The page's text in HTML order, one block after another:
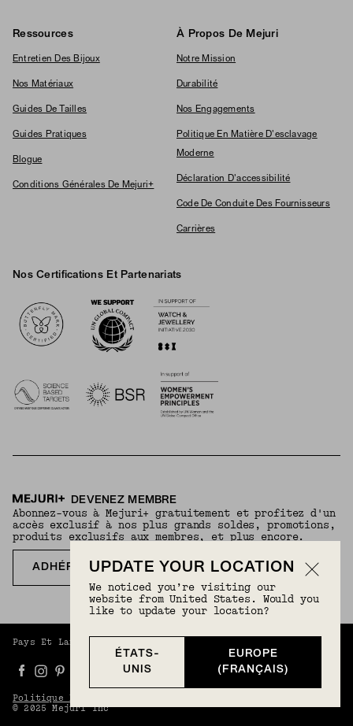
Ressources
Entretien Des Bijoux
Nos Matériaux
Guides De Tailles
Guides Pratiques
Blogue
Conditions Générales De Mejuri+
À Propos De Mejuri
Notre Mission
Durabilité
Nos Engagements
Politique En Matière D'esclavage
Moderne
Déclaration D'accessibilité
Code De Conduite Des Fournisseurs
Carrières
Nos Certifications Et Partenariats
DEVENEZ MEMBRE
Abonnez-vous à Mejuri+ gratuitement et profitez d'un
accès exclusif à nos plus grands soldes, promotions,
produits exclusifs aux membres, et plus encore.
ADHÉREZ GRATUITEMENT
Pays Et Langue :
Politique De Confidentialité
© 2025 Mejuri Inc
UPDATE YOUR LOCATION
We noticed you’re visiting our
website from United States. Would you
like to update your location?
ÉTATS-
UNIS
EUROPE
(FRANÇAIS)